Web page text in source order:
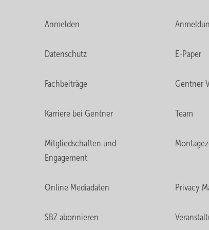
Anmelden
Datenschutz E-Paper
Fachbeiträge Gentner
Karriere bei Gentner Team
Mitgliedschaften und
Engagement
Online Mediadaten Privacy
SBZ abonnieren